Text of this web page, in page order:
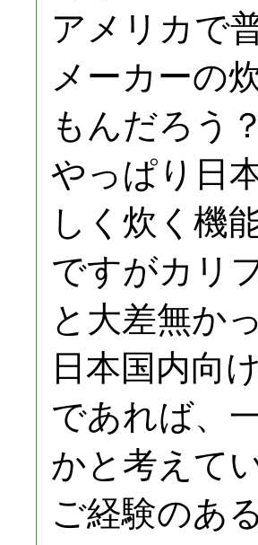
アメリカで
メーカーの
もんだろう
やっぱり日
しく炊く機
ですがカリ
と大差無か
日本国内向
であれば、
かと考えて
ご経験のあ